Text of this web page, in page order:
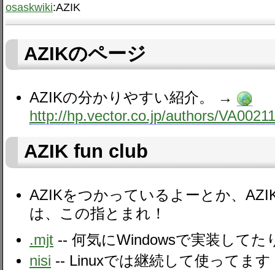
osaskwiki:AZIK
AZIKのページ
AZIKの分かりやすい紹介。 →
http://hp.vector.co.jp/authors/
AZIK fun club
AZIKをつかっているよーとか、
は、この指とまれ！
.mjt -- 何気にWindowsで実装して
nisi -- Linuxでは継続して使ってま